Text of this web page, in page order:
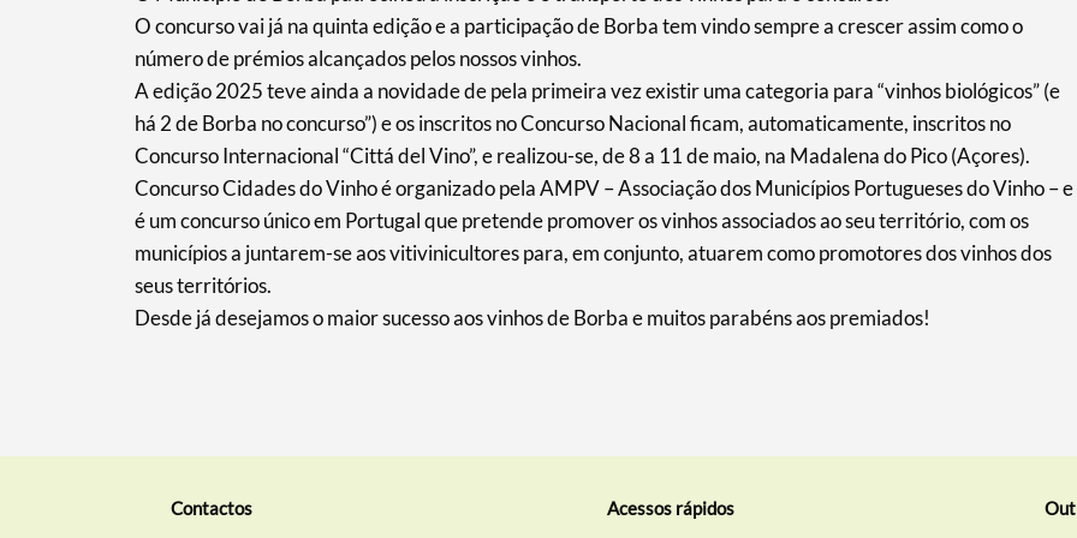
O concurso vai já na quinta edição e a participação de Borba tem vindo sempre a crescer assim como o
número de prémios alcançados pelos nossos vinhos.
A edição 2025 teve ainda a novidade de pela primeira vez existir uma categoria para “vinhos biológicos” (e
há 2 de Borba no concurso”) e os inscritos no Concurso Nacional ficam, automaticamente, inscritos no
Concurso Internacional “Cittá del Vino”, e realizou-se, de 8 a 11 de maio, na Madalena do Pico (Açores).
Concurso Cidades do Vinho é organizado pela AMPV – Associação dos Municípios Portugueses do Vinho – e
é um concurso único em Portugal que pretende promover os vinhos associados ao seu território, com os
municípios a juntarem-se aos vitivinicultores para, em conjunto, atuarem como promotores dos vinhos dos
seus territórios.
Desde já desejamos o maior sucesso aos vinhos de Borba e muitos parabéns aos premiados!
Contactos Acessos rápidos